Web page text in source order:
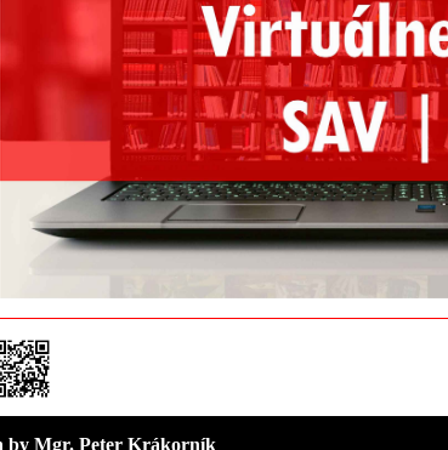
by Mgr. Peter Krákorník